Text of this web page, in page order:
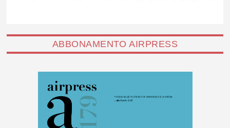
ABBONAMENTO AIRPRESS